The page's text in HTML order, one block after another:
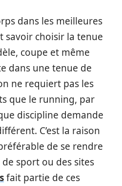
dans les meilleures
savoir choisir la tenue
coupe et même
dans une tenue de
ne requiert pas les
que le running, par
discipline demande
C’est la raison
de se rendre
sport ou des sites
fait partie de ces